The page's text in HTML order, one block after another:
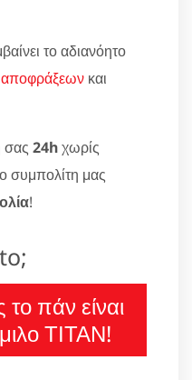
το αδιανόητο
αποφράξεων και
σας 24hχωρίς
συμπολίτη μας
!
το πάν είναι
ΤΙΤΑΝ!